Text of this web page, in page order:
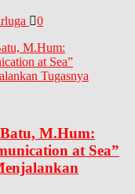
0
M.Hum:
at Sea”